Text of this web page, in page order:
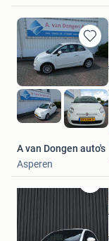
Bewaren
in
Mijn
A van Dongen auto's
Asperen
Mijn